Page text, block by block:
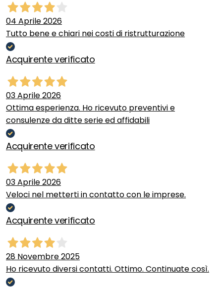
04 Aprile 2026
Tutto bene e chiari nei costi di ristrutturazione
Acquirente verificato
03 Aprile 2026
Ottima esperienza. Ho ricevuto preventivi e
consulenze da ditte serie ed affidabili
Acquirente verificato
03 Aprile 2026
Veloci nel metterti in contatto con le imprese.
Acquirente verificato
28 Novembre 2025
Ho ricevuto diversi contatti. Ottimo. Continuate così.